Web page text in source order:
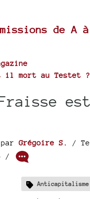
de A
il mort au Testet ?
Fraisse
parGrégoire S. /
/
Anticapitalisme